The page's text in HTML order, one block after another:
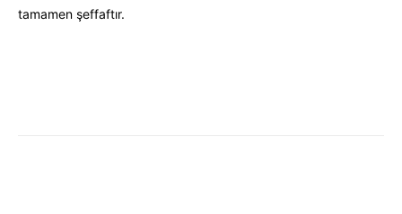
tamamen şeffaftır.